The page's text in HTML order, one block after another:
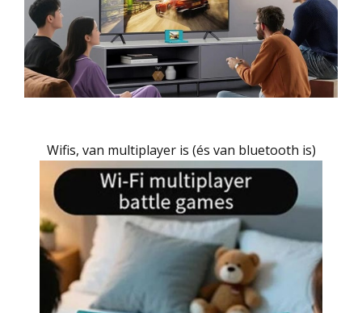
Wifis, van multiplayer is (és van bluetooth is)